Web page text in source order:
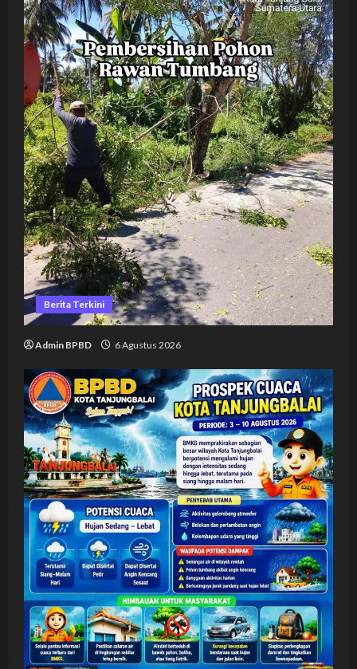
Berita Terkini
Admin BPBD 6 Agustus 2026